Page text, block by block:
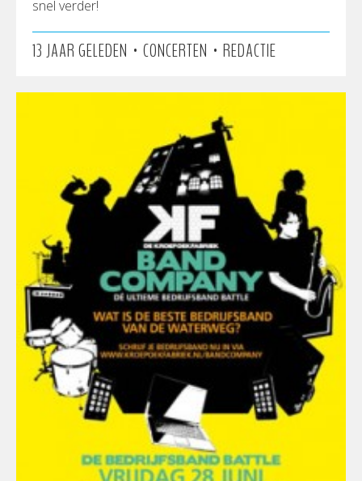
snel verder!
13 JAAR GELEDEN • CONCERTEN • REDACTIE